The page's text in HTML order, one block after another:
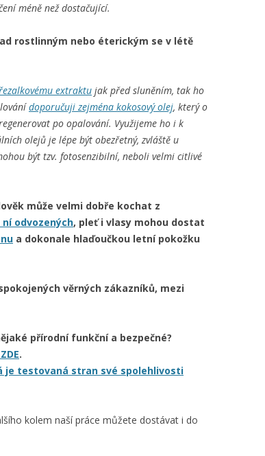
méně než dostačující.
rostlinným nebo éterickým se v létě
extraktu jak před sluněním, tak ho
doporučuji zejména kokosový olej, který o
po opalování. Využijeme ho i k
olejů je lépe být obezřetný, zvláště u
být tzv. fotosenzibilní, neboli velmi citlivé
může velmi dobře kochat z
odvozených, pleť i vlasy mohou dostat
a dokonale hlaďoučkou letní pokožku
věrných zákazníků, mezi
přírodní funkční a bezpečné?
.
je testovaná stran své spolehlivosti
kolem naší práce můžete dostávat i do